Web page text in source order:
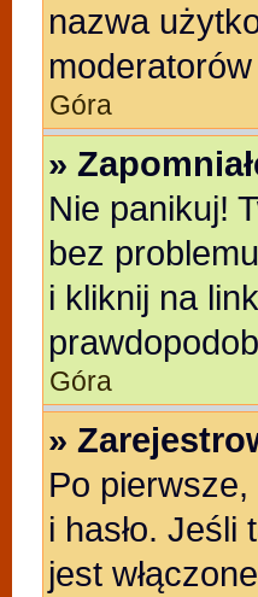
nazwa
Góra
»
Nie panikuj!
bez
i kliknij na
Góra
»
Po
i hasło.
jest